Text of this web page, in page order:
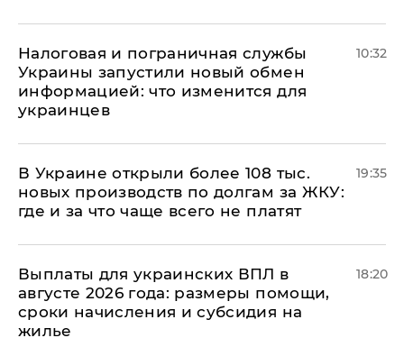
Налоговая и пограничная службы
Украины запустили новый обмен
информацией: что изменится для
украинцев
10:32
В Украине открыли более 108 тыс.
новых производств по долгам за ЖКУ:
где и за что чаще всего не платят
19:35
Выплаты для украинских ВПЛ в
августе 2026 года: размеры помощи,
сроки начисления и субсидия на
жилье
18:20